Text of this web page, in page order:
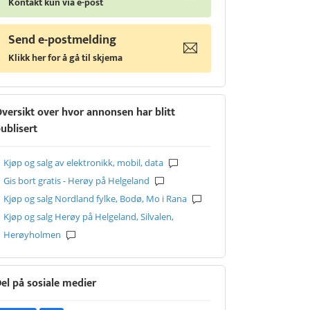
Send e-postmelding
Klikk her for å gå til skjema
over hvor annonsen har blitt
Kjøp og salg av elektronikk, mobil, data
Gis bort gratis - Herøy på Helgeland
Kjøp og salg Nordland fylke, Bodø, Mo i Rana
Kjøp og salg Herøy på Helgeland, Silvalen,
Herøyholmen
på sosiale medier